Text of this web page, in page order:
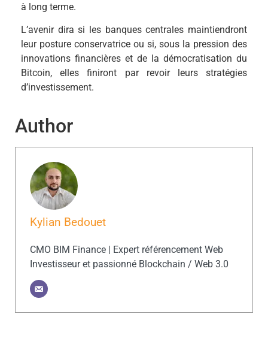
à long terme.
L’avenir dira si les banques centrales maintiendront
leur posture conservatrice ou si, sous la pression des
innovations financières et de la démocratisation du
Bitcoin, elles finiront par revoir leurs stratégies
d’investissement.
Author
Kylian Bedouet
CMO BIM Finance | Expert référencement Web
Investisseur et passionné Blockchain / Web 3.0